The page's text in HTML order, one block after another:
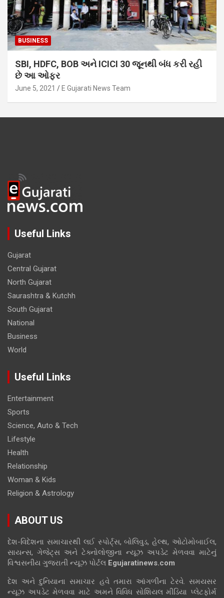
BUSINESS
SBI, HDFC, BOB અને ICICI 30 જૂનથી બંધ કરી રહી
છે આ ઓફર
June 5, 2021 E Gujarati News Team
Useful Links
Gujarat
Central Gujarat
North Gujarat
Saurashtra & Kutchh
South Gujarat
National
Business
World
Useful Links
Entertainment
Sports
Science, Auto & Tech
Lifestyle
Health
Relationship
Woman & Kids
Religion & Astrology
ABOUT US
દેશ-વિદેશના સમાચારથી લઈ સ્પોર્ટ્સ, બોલિવુડ, હેલ્થ, ઓટોમોબાઈલ,
સાયન્સ, ગેજેટ્સ અને ટેક્નોલોજીના ન્યૂઝ અપડેટ મેળવવા માટેનું
વિશ્વસનીય ગુજરાતી ન્યૂઝ પોર્ટલ Egujaratinews.com
દેશ અને દુનિયાના સમાચાર હવે તમારા આંગળીના ટેરવે. સમયસર
ન્યૂઝ અપડેટ મેળવવા માટે અમને વિવિધ સોશિયલ મીડિયા પ્લેટફોર્મ